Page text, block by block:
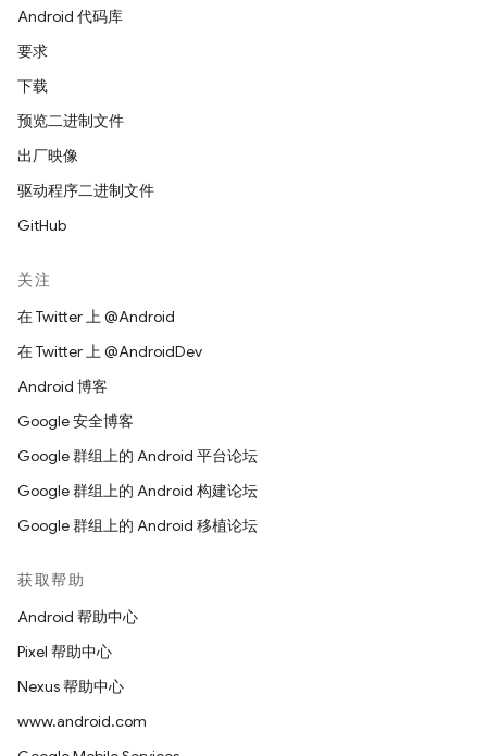
Android 代码库
要求
下载
预览二进制文件
出厂映像
驱动程序二进制文件
GitHub
关注
在 Twitter 上 @Android
在 Twitter 上 @AndroidDev
Android 博客
Google 安全博客
Google 群组上的 Android 平台论坛
Google 群组上的 Android 构建论坛
Google 群组上的 Android 移植论坛
获取帮助
Android 帮助中心
Pixel 帮助中心
Nexus 帮助中心
www.android.com